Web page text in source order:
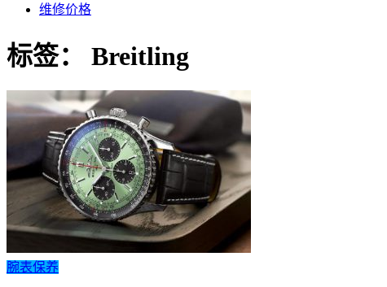
维修价格
标签： Breitling
腕表保养